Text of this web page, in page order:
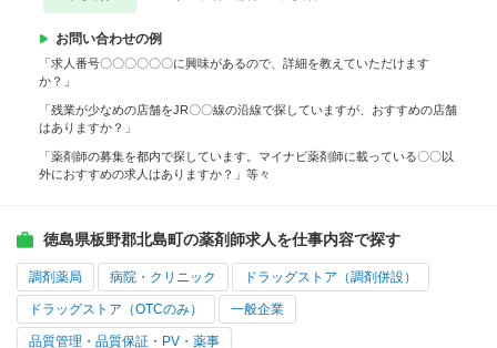
お問い合わせの例
「求人番号〇〇〇〇〇〇に興味があるので、詳細を教えていただけます
か？」
「残業が少なめの店舗をJR〇〇線の沿線で探していますが、おすすめの店舗
はありますか？」
「薬剤師の募集を都内で探しています。マイナビ薬剤師に載っている〇〇以
外におすすめの求人はありますか？」等々
徳島県板野郡北島町の薬剤師求人を仕事内容で探す
調剤薬局 病院・クリニック ドラッグストア（調剤併設）
ドラッグストア（OTCのみ） 一般企業
品質管理・品質保証・PV・薬事